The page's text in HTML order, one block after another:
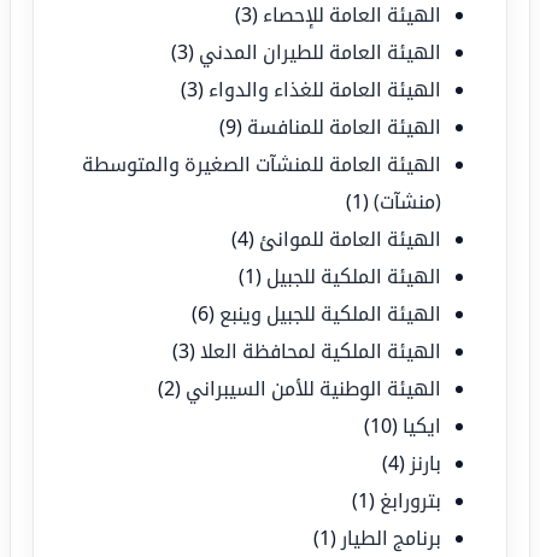
الهيئة العامة للإحصاء (3)
الهيئة العامة للطيران المدني (3)
الهيئة العامة للغذاء والدواء (3)
الهيئة العامة للمنافسة (9)
الهيئة العامة للمنشآت الصغيرة والمتوسطة
(منشآت)(1)
الهيئة العامة للموانئ (4)
الهيئة الملكية للجبيل (1)
الهيئة الملكية للجبيل وينبع (6)
الهيئة الملكية لمحافظة العلا(3)
الهيئة الوطنية للأمن السيبراني (2)
ايكيا (10)
بارنز (4)
بترورابغ (1)
برنامج الطيار (1)